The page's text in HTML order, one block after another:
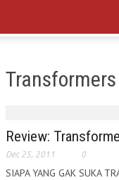
Review:
Dec 25, 2011 0
SIAPA YANG GAK SUKA